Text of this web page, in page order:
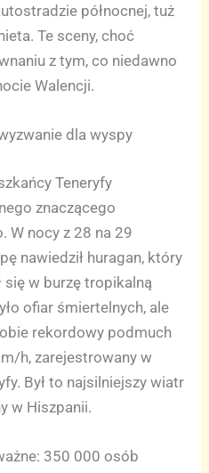
północnej, tuż
Te sceny, choć
z tym, co niedawno
Walencji.
dla wyspy
Teneryfy
znaczącego
W nocy z 28 na 29
nawiedził huragan, który
się w burzę tropikalną
ofiar śmiertelnych, ale
rekordowy podmuch
h, zarejestrowany w
Był to najsilniejszy wiatr
w Hiszpanii.
350 000 osób